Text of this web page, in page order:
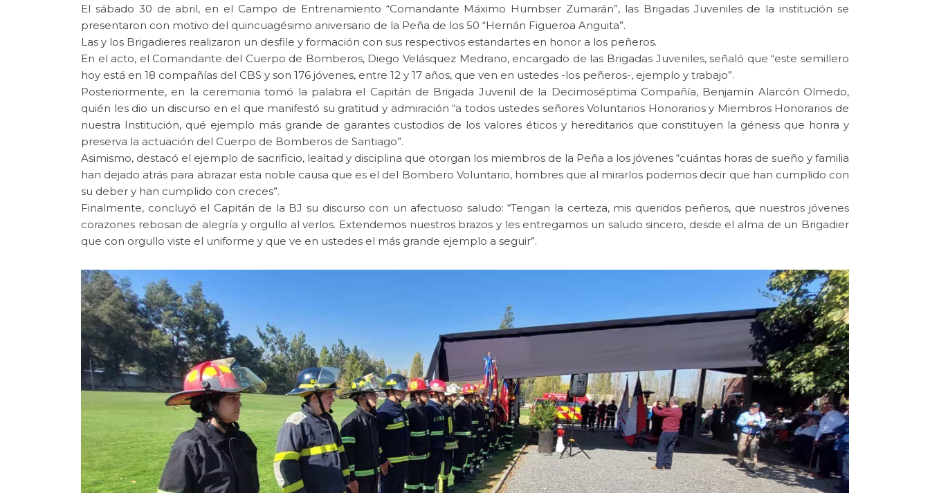
El sábado 30 de abril, en el Campo de Entrenamiento “Comandante Máximo Humbser Zumarán”, las Brigadas Juveniles de la institución se
presentaron con motivo del quincuagésimo aniversario de la Peña de los 50 “Hernán Figueroa Anguita”.
Las y los Brigadieres realizaron un desfile y formación con sus respectivos estandartes en honor a los peñeros.
En el acto, el Comandante del Cuerpo de Bomberos, Diego Velásquez Medrano, encargado de las Brigadas Juveniles, señaló que “este semillero
hoy está en 18 compañías del CBS y son 176 jóvenes, entre 12 y 17 años, que ven en ustedes -los peñeros-, ejemplo y trabajo”.
Posteriormente, en la ceremonia tomó la palabra el Capitán de Brigada Juvenil de la Decimoséptima Compañía, Benjamín Alarcón Olmedo,
quién les dio un discurso en el que manifestó su gratitud y admiración “a todos ustedes señores Voluntarios Honorarios y Miembros Honorarios de
nuestra Institución, qué ejemplo más grande de garantes custodios de los valores éticos y hereditarios que constituyen la génesis que honra y
preserva la actuación del Cuerpo de Bomberos de Santiago”.
Asimismo, destacó el ejemplo de sacrificio, lealtad y disciplina que otorgan los miembros de la Peña a los jóvenes “cuántas horas de sueño y familia
han dejado atrás para abrazar esta noble causa que es el del Bombero Voluntario, hombres que al mirarlos podemos decir que han cumplido con
su deber y han cumplido con creces”.
Finalmente, concluyó el Capitán de la BJ su discurso con un afectuoso saludo: “Tengan la certeza, mis queridos peñeros, que nuestros jóvenes
corazones rebosan de alegría y orgullo al verlos. Extendemos nuestros brazos y les entregamos un saludo sincero, desde el alma de un Brigadier
que con orgullo viste el uniforme y que ve en ustedes el más grande ejemplo a seguir”.